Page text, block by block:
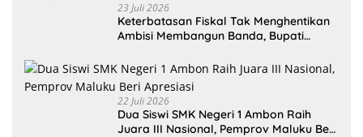
23 Juli 2026
Keterbatasan Fiskal Tak Menghentikan
Ambisi Membangun Banda, Bupati
Multipendanaan
22 Juli 2026
Dua Siswi SMK Negeri 1 Ambon Raih
Juara III Nasional, Pemprov Maluku Beri